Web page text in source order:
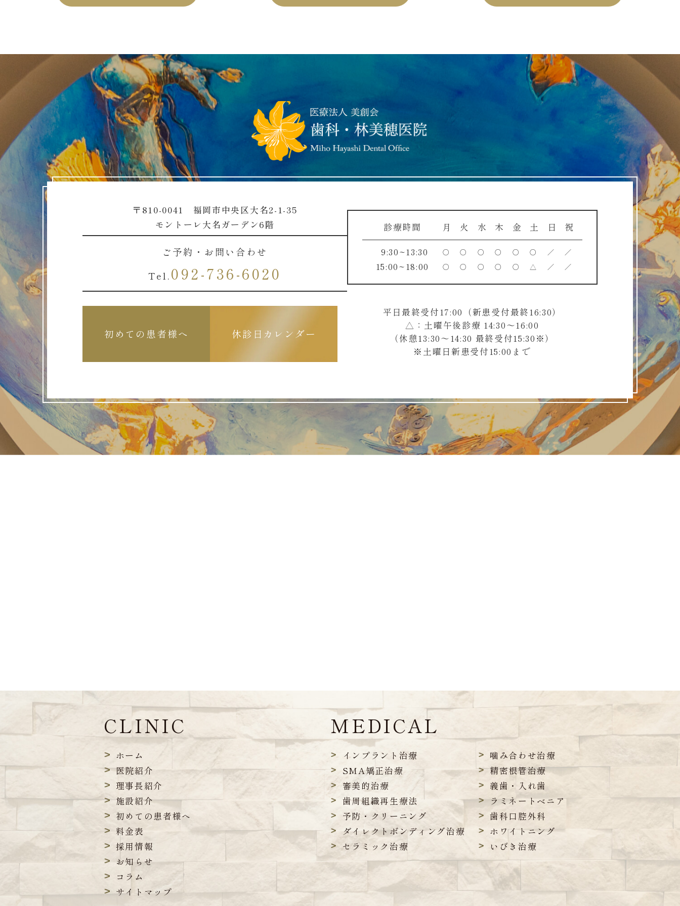
〒810-0041 福岡市中央区大名2-1-35
モントーレ大名ガーデン6階
ご予約・お問い合わせ
Tel.092-736-6020
初めての患者様へ 休診日カレンダー
診療時間 月 火 水 木 金 土 日 祝
9:30~13:30 ○ ○ ○ ○ ○ ○ ／ ／
15:00~18:00 ○ ○ ○ ○ ○ △ ／ ／
平日最終受付17:00（新患受付最終16:30）
△：土曜午後診療 14:30～16:00
（休憩13:30～14:30 最終受付15:30※）
※土曜日新患受付15:00まで
CLINIC
ホーム
医院紹介
理事長紹介
施設紹介
初めての患者様へ
料金表
採用情報
お知らせ
コラム
サイトマップ
MEDICAL
インプラント治療
噛み合わせ治療
SMA矯正治療
精密根管治療
審美的治療
義歯・入れ歯
歯周組織再生療法
ラミネートベニア
予防・クリーニング
歯科口腔外科
ダイレクトボンディング治療
ホワイトニング
セラミック治療
いびき治療